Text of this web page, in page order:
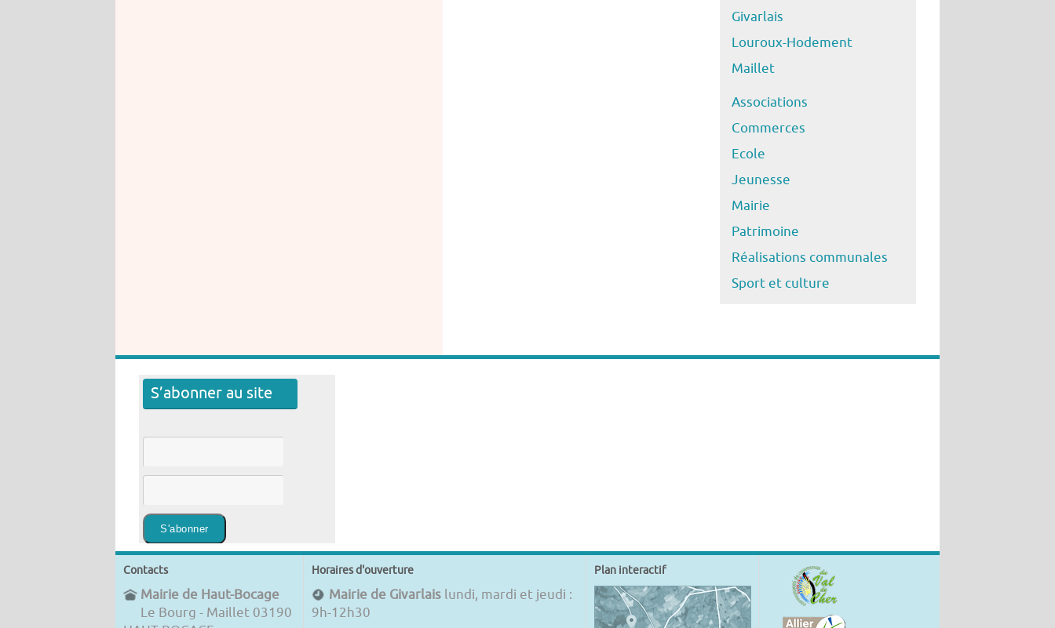
Givarlais
Louroux-Hodement
Maillet
Associations
Commerces
Ecole
Jeunesse
Mairie
Patrimoine
Réalisations communales
Sport et culture
S’abonner au site
Contacts
Mairie de Haut-Bocage
Le Bourg - Maillet 03190
Horaires d'ouverture
Mairie de Givarlais lundi, mardi et jeudi :
9h-12h30
Plan interactif